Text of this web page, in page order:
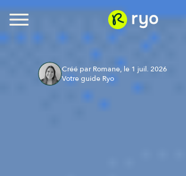
Créé par Romane, le 1 juil. 2026
Votre guide Ryo